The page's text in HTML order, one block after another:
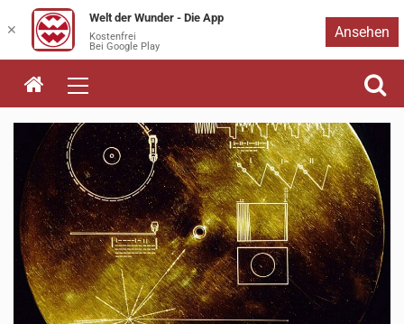
Zum
Inhalt
springen
✕
Welt der Wunder - Die App
Kostenfrei
Bei Google Play
Ansehen